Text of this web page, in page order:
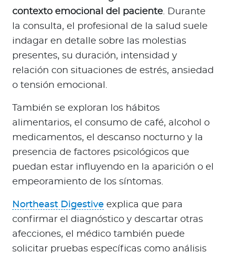
contexto emocional del paciente. Durante
la consulta, el profesional de la salud suele
indagar en detalle sobre las molestias
presentes, su duración, intensidad y
relación con situaciones de estrés, ansiedad
o tensión emocional.
También se exploran los hábitos
alimentarios, el consumo de café, alcohol o
medicamentos, el descanso nocturno y la
presencia de factores psicológicos que
puedan estar influyendo en la aparición o el
empeoramiento de los síntomas.
Northeast Digestive explica que para
confirmar el diagnóstico y descartar otras
afecciones, el médico también puede
solicitar pruebas específicas como análisis